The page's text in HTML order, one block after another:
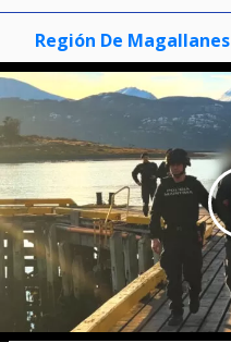
Región De Magallanes